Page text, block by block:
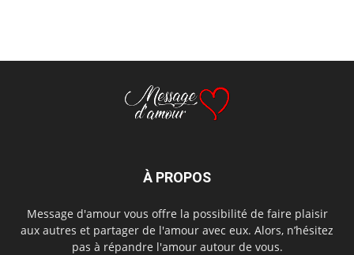
À PROPOS
Message d'amour vous offre la possibilité de faire plaisir
aux autres et partager de l'amour avec eux. Alors, n’hésitez
pas à répandre l'amour autour de vous.